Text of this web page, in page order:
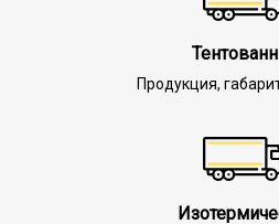
Продукция,